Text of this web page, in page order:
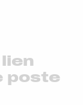
poste